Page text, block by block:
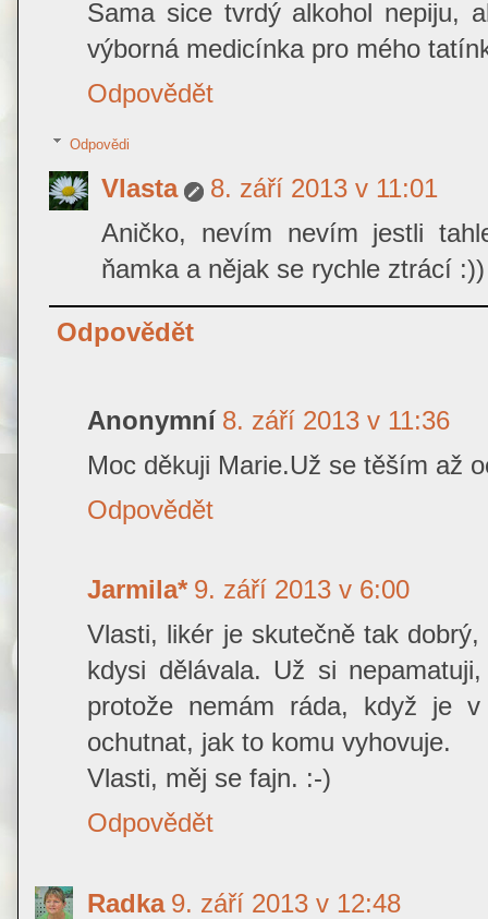
Sama sice tvrdý alkohol nepiju,
výborná medicínka pro mého
Odpovědět
Odpovědi
Vlasta
8. září 2013 v 11:01
Aničko, nevím nevím jestli
ňamka a nějak se rychle ztrácí :))
Odpovědět
Anonymní 8. září 2013 v 11:36
Moc děkuji Marie.Už se těším až
Odpovědět
Jarmila* 9. září 2013 v 6:00
Vlasti, likér je skutečně tak
kdysi dělávala. Už si
protože nemám ráda, když je
ochutnat, jak to komu vyhovuje.
Vlasti, měj se fajn. :-)
Odpovědět
Radka 9. září 2013 v 12:48